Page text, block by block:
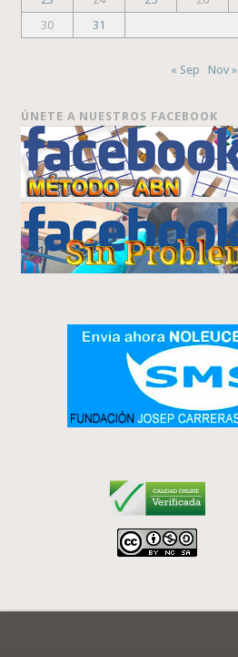
30
31
« Sep Nov »
ÚNETE A NUESTROS FACEBOOK